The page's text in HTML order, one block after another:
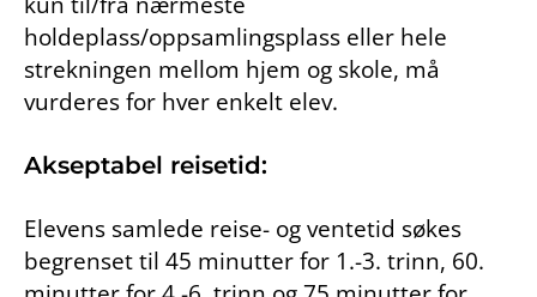
holdeplass/oppsamlingsplass eller hele
strekningen mellom hjem og skole, må
vurderes for hver enkelt elev.
Akseptabel reisetid:
Elevens samlede reise- og ventetid søkes
begrenset til 45 minutter for 1.-3. trinn, 60.